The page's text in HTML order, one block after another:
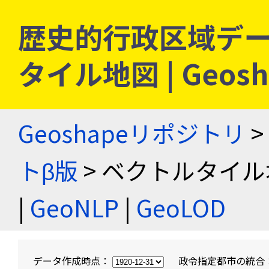
歴史的行政区域デ
タイル地図 |
Geoshapeリポジトリ >
トβ版 > ベクトルタイ
| GeoNLP | GeoLOD
データ作成時点： 政令指定都市の統